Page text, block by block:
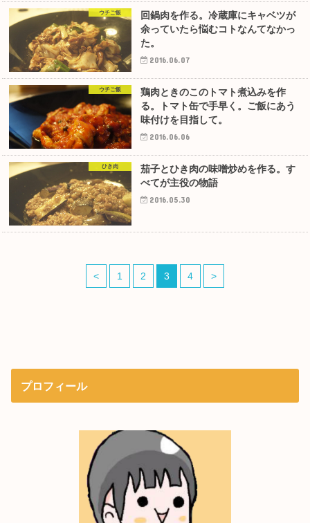
ウチご飯
回鍋肉を作る。冷蔵庫にキャベツが
余っていたら悩むコトなんてなかっ
た。
2016.06.07
ウチご飯
鶏肉ときのこのトマト煮込みを作
る。トマト缶で手早く。ご飯にあう
味付けを目指して。
2016.06.06
ひき肉
茄子とひき肉の味噌炒めを作る。す
べてが主役の物語
2016.05.30
< 1 2 3 4 >
プロフィール